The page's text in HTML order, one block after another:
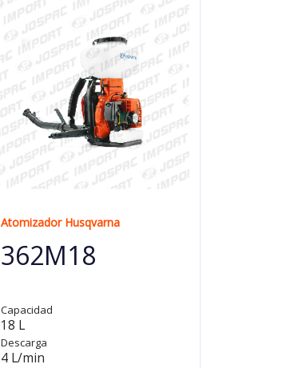
Atomizador Husqvarna
362M18
Capacidad
18 L
Descarga
4 L/min